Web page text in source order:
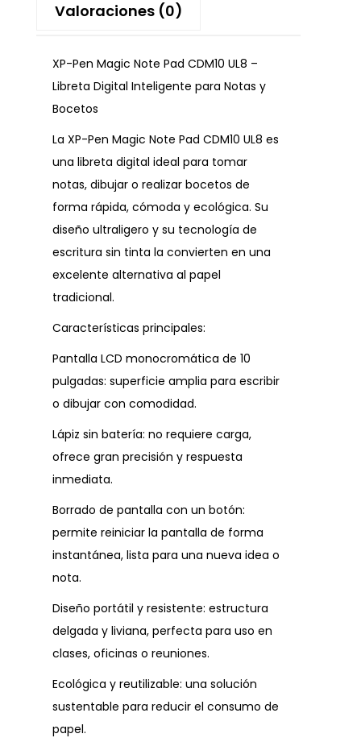
Valoraciones (0)
XP-Pen Magic Note Pad CDM10 UL8 –
Libreta Digital Inteligente para Notas y
Bocetos
La XP-Pen Magic Note Pad CDM10 UL8 es
una libreta digital ideal para tomar
notas, dibujar o realizar bocetos de
forma rápida, cómoda y ecológica. Su
diseño ultraligero y su tecnología de
escritura sin tinta la convierten en una
excelente alternativa al papel
tradicional.
Características principales:
Pantalla LCD monocromática de 10
pulgadas: superficie amplia para escribir
o dibujar con comodidad.
Lápiz sin batería: no requiere carga,
ofrece gran precisión y respuesta
inmediata.
Borrado de pantalla con un botón:
permite reiniciar la pantalla de forma
instantánea, lista para una nueva idea o
nota.
Diseño portátil y resistente: estructura
delgada y liviana, perfecta para uso en
clases, oficinas o reuniones.
Ecológica y reutilizable: una solución
sustentable para reducir el consumo de
papel.